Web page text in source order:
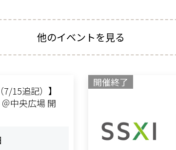
他のイベントを見る
7/15追記）】
中央広場 開
開催終了